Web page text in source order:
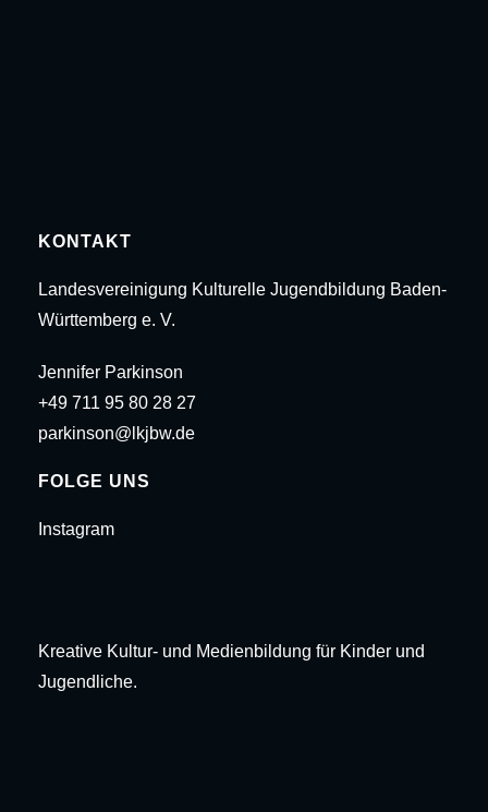
KONTAKT
Landesvereinigung Kulturelle Jugendbildung Baden-
Württemberg e. V.
Jennifer Parkinson
+49 711 95 80 28 27
parkinson@lkjbw.de
FOLGE UNS
Instagram
Kreative Kultur- und Medienbildung für Kinder und
Jugendliche.